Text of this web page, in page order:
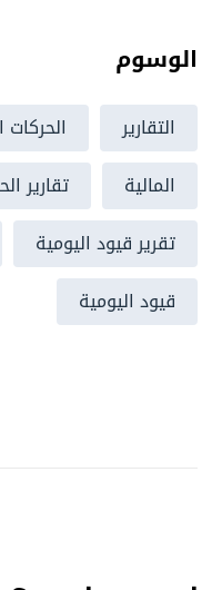
الوسوم
التقارير الحركات
المالية
تقارير
تقرير قيود اليومية
قيود اليومية